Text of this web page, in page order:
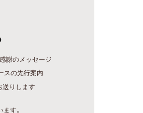
謝のメッセージ
スの先行案内
送りします
す。